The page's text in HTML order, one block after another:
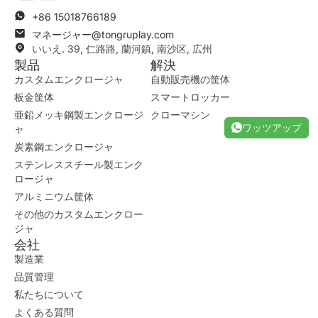
+86 15018766189
マネージャー@tongruplay.com
いいえ. 39, 仁路路, 蘭河鎮, 南沙区, 広州
製品
カスタムエンクロージャ
板金筐体
亜鉛メッキ鋼製エンクロージ
ャ
炭素鋼エンクロージャ
ステンレススチール製エンク
ロージャ
アルミニウム筐体
その他のカスタムエンクロー
ジャ
解決
自動販売機の筐体
スマートロッカー
クローマシン
会社
製造業
品質管理
私たちについて
よくある質問
ワッツアップ